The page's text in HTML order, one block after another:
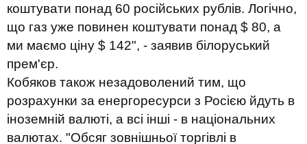
коштувати понад 60 російських рублів. Логічно,
що газ уже повинен коштувати понад $ 80, а
ми маємо ціну $ 142", - заявив білоруський
прем'єр.
Кобяков також незадоволений тим, що
розрахунки за енергоресурси з Росією йдуть в
іноземній валюті, а всі інші - в національних
валютах. "Обсяг зовнішньої торгівлі в